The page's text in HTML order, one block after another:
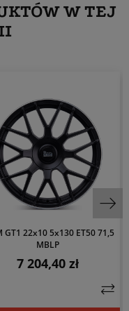
W TEJ
GT1 22x10 5x130 ET50 71,5
MBLP
Cena
7 204,40 zł